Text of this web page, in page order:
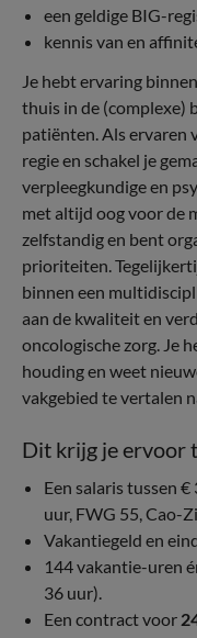
een geldige BIG-
kennis van en
Je hebt ervaring
thuis in de (complexe)
patiënten. Als ervaren
regie en schakel je
verpleegkundige en
met altijd oog voor de
zelfstandig en bent
prioriteiten.
binnen een
aan de kwaliteit en
oncologische zorg. Je
houding en weet
vakgebied te vertalen
Dit krijg je ervoor
Een salaris tussen €
uur, FWG 55, Cao-
Vakantiegeld en
144 vakantie-uren
36 uur).
Een contract voor